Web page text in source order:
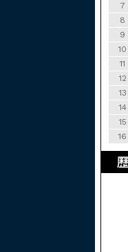
7
8
9
10
11
12
13
14
15
16